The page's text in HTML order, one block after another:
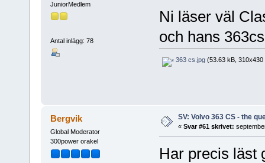
JuniorMedlem
Antal inlägg: 78
Ni läser väl
och hans
363 cs.jpg(53.63 kB, 310x430
Bergvik
Global Moderator
300power orakel
SV: Volvo 363 CS - the
« Svar #61 skrivet:
Har precis läst